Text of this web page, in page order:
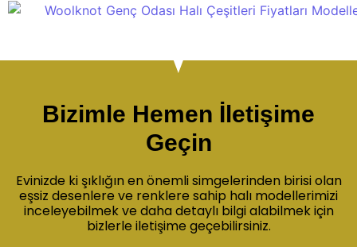
Bizimle Hemen İletişime
Geçin
Evinizde ki şıklığın en önemli simgelerinden birisi olan
eşsiz desenlere ve renklere sahip halı modellerimizi
inceleyebilmek ve daha detaylı bilgi alabilmek için
bizlerle iletişime geçebilirsiniz.